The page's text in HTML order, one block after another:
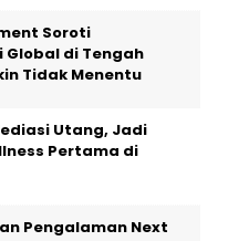
Soroti
Global di Tengah
Tidak Menentu
Utang, Jadi
Pertama di
Pengalaman Next